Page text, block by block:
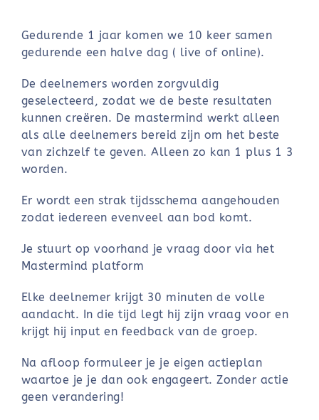
Gedurende 1 jaar komen we 10 keer samen
gedurende een halve dag ( live of online).
De deelnemers worden zorgvuldig
geselecteerd, zodat we de beste resultaten
kunnen creëren. De mastermind werkt alleen
als alle deelnemers bereid zijn om het beste
van zichzelf te geven. Alleen zo kan 1 plus 1 3
worden.
Er wordt een strak tijdsschema aangehouden
zodat iedereen evenveel aan bod komt.
Je stuurt op voorhand je vraag door via het
Mastermind platform
Elke deelnemer krijgt 30 minuten de volle
aandacht. In die tijd legt hij zijn vraag voor en
krijgt hij input en feedback van de groep.
Na afloop formuleer je je eigen actieplan
waartoe je je dan ook engageert. Zonder actie
geen verandering!